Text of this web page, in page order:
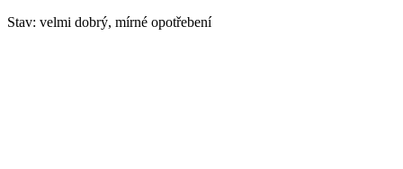
Stav: velmi dobrý, mírné opotřebení